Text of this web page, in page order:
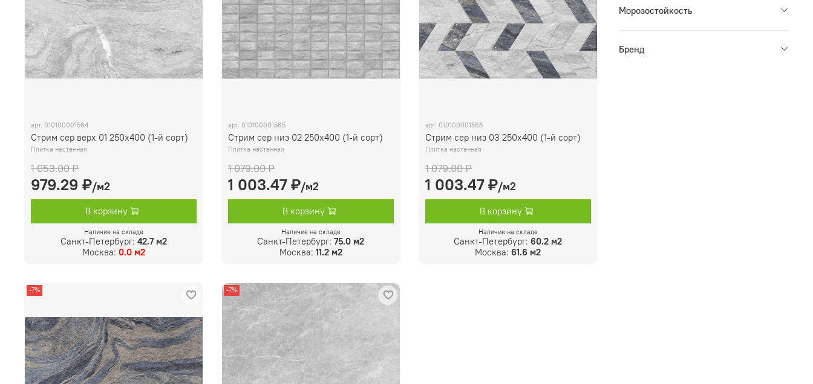
арт. 010100001564
Стрим сер верх 01 250х400 (1-й сорт)
Плитка настенная
1 053.00 ₽
979.29 ₽/м2
В корзину
Наличие на складе
Санкт-Петербург: 42.7 м2
Москва: 0.0 м2
арт. 010100001565
Стрим сер низ 02 250х400 (1-й сорт)
Плитка настенная
1 079.00 ₽
1 003.47 ₽/м2
В корзину
Наличие на складе
Санкт-Петербург:75.0 м2
Москва: 11.2 м2
арт. 010100001566
Стрим сер низ 03 250х400 (1-й сорт)
Плитка настенная
1 079.00 ₽
1 003.47 ₽/м2
В корзину
Наличие на складе
Санкт-Петербург:60.2 м2
Москва:61.6 м2
-7% -7%
Морозостойкость
Бренд